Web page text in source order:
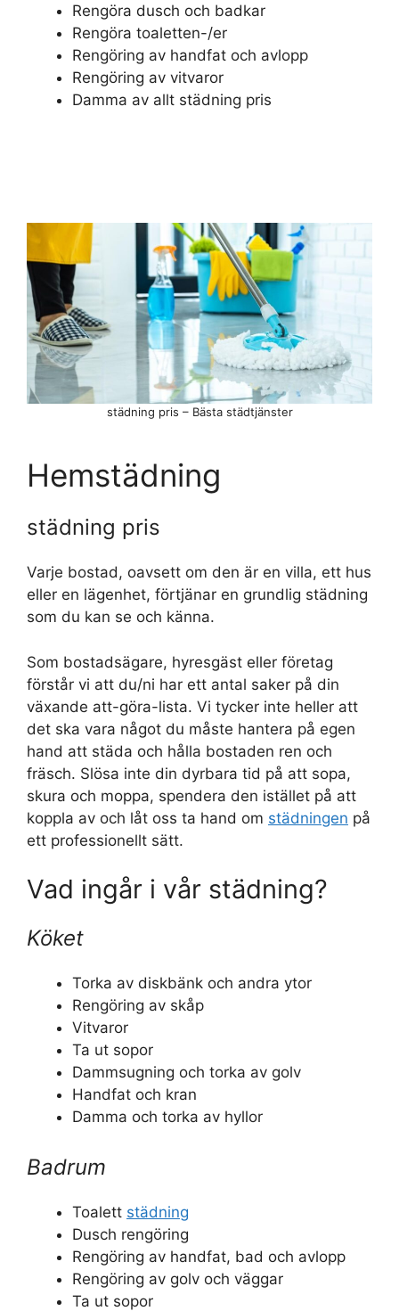
Rengöra dusch och badkar
Rengöra toaletten-/er
Rengöring av handfat och avlopp
Rengöring av vitvaror
Damma av allt städning pris
städning pris – Bästa städtjänster
Hemstädning
städning pris
Varje bostad, oavsett om den är en villa, ett hus
eller en lägenhet, förtjänar en grundlig städning
som du kan se och känna.
Som bostadsägare, hyresgäst eller företag
förstår vi att du/ni har ett antal saker på din
växande att-göra-lista. Vi tycker inte heller att
det ska vara något du måste hantera på egen
hand att städa och hålla bostaden ren och
fräsch. Slösa inte din dyrbara tid på att sopa,
skura och moppa, spendera den istället på att
koppla av och låt oss ta hand om städningen på
ett professionellt sätt.
Vad ingår i vår städning?
Köket
Torka av diskbänk och andra ytor
Rengöring av skåp
Vitvaror
Ta ut sopor
Dammsugning och torka av golv
Handfat och kran
Damma och torka av hyllor
Badrum
Toalett städning
Dusch rengöring
Rengöring av handfat, bad och avlopp
Rengöring av golv och väggar
Ta ut sopor